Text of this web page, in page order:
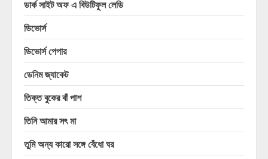
ডার্ক সাইট অফ এ বিউটিফুল লেডি
ডিভোর্স
ডিভোর্স পেপার
ডেনিম জ্যাকেট
তিক্ত বুকের বাঁ পাশ
তিনি আমার সৎ মা
তুমি অন্য কারো সঙ্গে বেঁধো ঘর